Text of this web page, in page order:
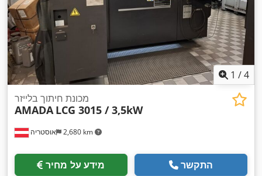
1 /4
אוסטריה 2,680 km
מכונת חיתוך בלייזר
AMADA LCG 3015 / 3,5kW
מידע על מחיר התקשר